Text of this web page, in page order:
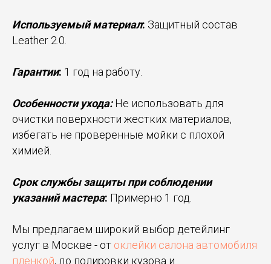
Используемый материал: Защитный состав
Leather 2.0.
Гарантии: 1 год на работу.
Особенности ухода: Не использовать для
очистки поверхности жестких материалов,
избегать не проверенные мойки с плохой
химией.
Срок службы защиты при соблюдении
указаний мастера: Примерно 1 год.
Мы предлагаем широкий выбор детейлинг
услуг в Москве - от оклейки салона автомобиля
пленкой, до полировки кузова и